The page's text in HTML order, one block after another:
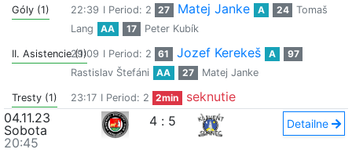
Góly (1) 22:39 I Period: 2 27 Matej Janke A 24
Tomaš
Lang
AA 17 Peter Kubík
II. Asistencie (1)
29:09 I Period: 2 61 Jozef Kerekeš A
97
Rastislav Štefáni
AA 27 Matej Janke
Tresty (1) 23:17 I Period: 2 2min
seknutie
04.11.23
Sobota
20:45
4 : 5 Detailne